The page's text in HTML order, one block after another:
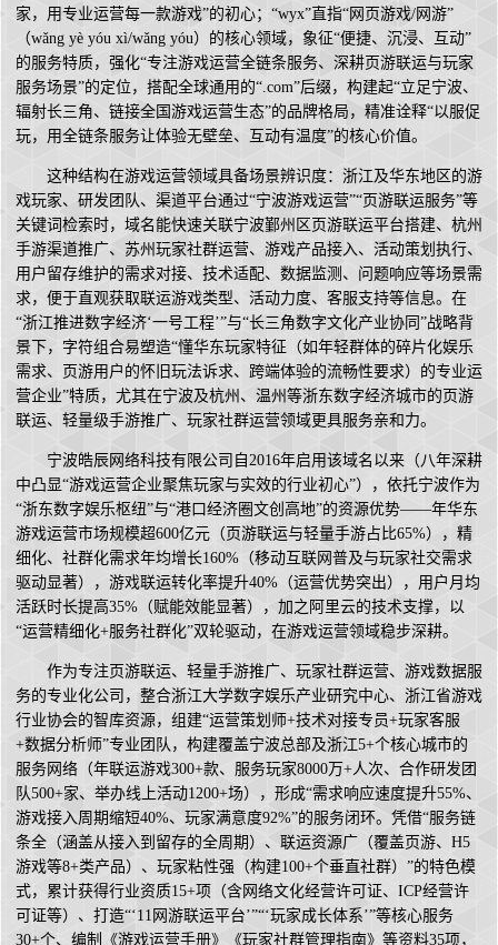
家，用专业运营每一款游戏”的初心；“wyx”直指“网页游戏/网游”
（wǎng yè yóu xì/wǎng yóu）的核心领域，象征“便捷、沉浸、互动”
的服务特质，强化“专注游戏运营全链条服务、深耕页游联运与玩家
服务场景”的定位，搭配全球通用的“.com”后缀，构建起“立足宁波、
辐射长三角、链接全国游戏运营生态”的品牌格局，精准诠释“以服促
玩，用全链条服务让体验无壁垒、互动有温度”的核心价值。
这种结构在游戏运营领域具备场景辨识度：浙江及华东地区的游
戏玩家、研发团队、渠道平台通过“宁波游戏运营”“页游联运服务”等
关键词检索时，域名能快速关联宁波鄞州区页游联运平台搭建、杭州
手游渠道推广、苏州玩家社群运营、游戏产品接入、活动策划执行、
用户留存维护的需求对接、技术适配、数据监测、问题响应等场景需
求，便于直观获取联运游戏类型、活动力度、客服支持等信息。在
“浙江推进数字经济‘一号工程’”与“长三角数字文化产业协同”战略背
景下，字符组合易塑造“懂华东玩家特征（如年轻群体的碎片化娱乐
需求、页游用户的怀旧玩法诉求、跨端体验的流畅性要求）的专业运
营企业”特质，尤其在宁波及杭州、温州等浙东数字经济城市的页游
联运、轻量级手游推广、玩家社群运营领域更具服务亲和力。
宁波皓辰网络科技有限公司自2016年启用该域名以来（八年深耕
中凸显“游戏运营企业聚焦玩家与实效的行业初心”），依托宁波作为
“浙东数字娱乐枢纽”与“港口经济圈文创高地”的资源优势——年华东
游戏运营市场规模超600亿元（页游联运与轻量手游占比65%），精
细化、社群化需求年均增长160%（移动互联网普及与玩家社交需求
驱动显著），游戏联运转化率提升40%（运营优势突出），用户月均
活跃时长提高35%（赋能效能显著），加之阿里云的技术支撑，以
“运营精细化+服务社群化”双轮驱动，在游戏运营领域稳步深耕。
作为专注页游联运、轻量手游推广、玩家社群运营、游戏数据服
务的专业化公司，整合浙江大学数字娱乐产业研究中心、浙江省游戏
行业协会的智库资源，组建“运营策划师+技术对接专员+玩家客服
+数据分析师”专业团队，构建覆盖宁波总部及浙江5+个核心城市的
服务网络（年联运游戏300+款、服务玩家8000万+人次、合作研发团
队500+家、举办线上活动1200+场），形成“需求响应速度提升55%、
游戏接入周期缩短40%、玩家满意度92%”的服务闭环。凭借“服务链
条全（涵盖从接入到留存的全周期）、联运资源广（覆盖页游、H5
游戏等8+类产品）、玩家粘性强（构建100+个垂直社群）”的特色模
式，累计获得行业资质15+项（含网络文化经营许可证、ICP经营许
可证等）、打造“‘11网游联运平台’”“‘玩家成长体系’”等核心服务
30+个、编制《游戏运营手册》《玩家社群管理指南》等资料35项，